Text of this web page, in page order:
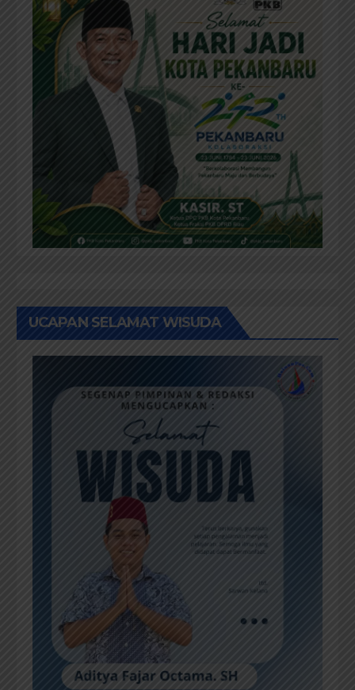
UCAPAN SELAMAT WISUDA